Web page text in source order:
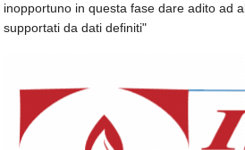
food
&
articoli
quotidiani
sul
inopportuno in questa fase dare adito ad
supportati da dati definiti"